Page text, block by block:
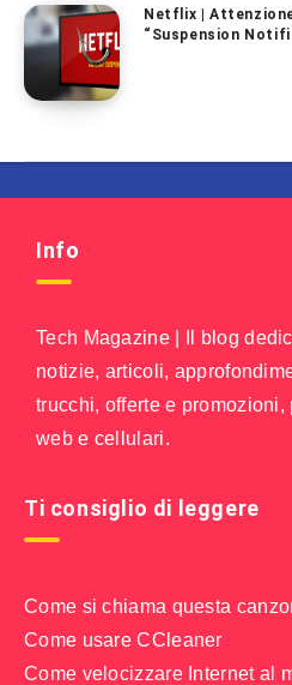
Netflix |
“Suspension
Info
Tech Magazine | Il blog
notizie, articoli,
trucchi, offerte e promozioni,
web e cellulari.
Ti consiglio di leggere
Come si chiama questa
Come usare CCleaner
Come velocizzare Internet al